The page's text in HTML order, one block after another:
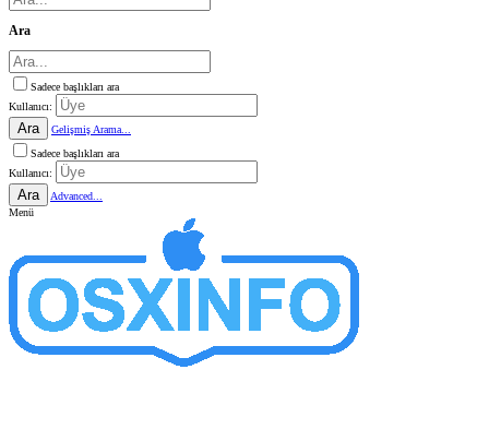
Ara
Sadece başlıkları ara
Kullanıcı:
Ara
Gelişmiş Arama...
Sadece başlıkları ara
Kullanıcı:
Ara
Advanced...
Menü